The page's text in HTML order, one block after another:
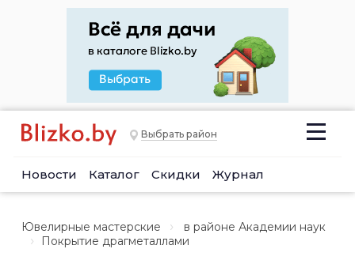
Выбрать район
Новости Каталог Скидки Журнал
Ювелирные мастерские
в районе Академии наук
Покрытие драгметаллами